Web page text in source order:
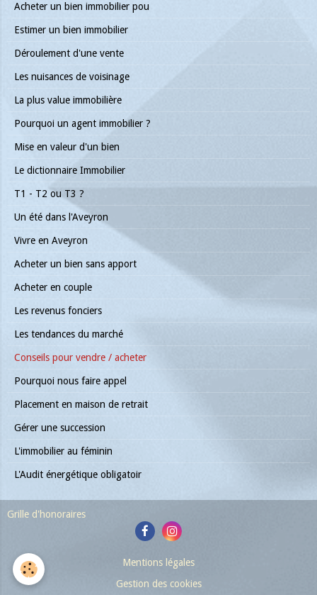
Acheter un bien immobilier pou
Estimer un bien immobilier
Déroulement d'une vente
Les nuisances de voisinage
La plus value immobilière
Pourquoi un agent immobilier ?
Mise en valeur d'un bien
Le dictionnaire Immobilier
T1 - T2 ou T3 ?
Un été dans l'Aveyron
Vivre en Aveyron
Acheter un bien sans apport
Acheter en couple
Les revenus fonciers
Les tendances du marché
Conseils pour vendre / acheter
Pourquoi nous faire appel
Placement en maison de retrait
Gérer une succession
L'immobilier au féminin
L'Audit énergétique obligatoir
Grille d'honoraires
Mentions légales
Gestion des cookies